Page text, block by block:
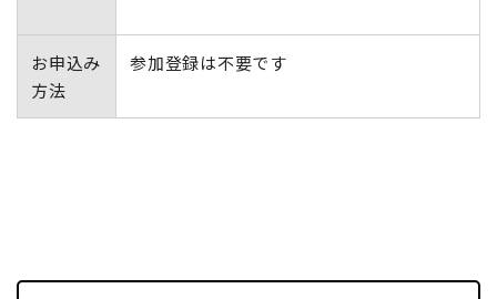
お申込み
方法
参加登録は不要です